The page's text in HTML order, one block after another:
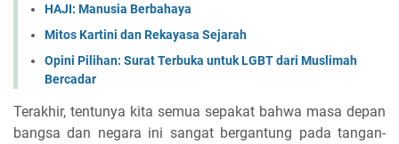
HAJI: Manusia Berbahaya
Mitos Kartini dan Rekayasa Sejarah
Opini Pilihan: Surat Terbuka untuk LGBT dari Muslimah
Bercadar
Terakhir, tentunya kita semua sepakat bahwa masa depan
bangsa dan negara ini sangat bergantung pada tangan-